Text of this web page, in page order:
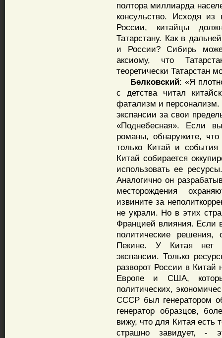
полтора миллиарда
консульство. Исходя
России, китайцы
Татарстану. Как в
и России? Сибирь
аксиому, что
теоретически Татарстан
Белковский: «Я
с детства читал
фатализм и
экспансии за свои
«Поднебесная». Если
романы, обнаружите,
только Китай и
Китай собирается
использовать ее
Аналогично он
месторождения
извините за
не украли. Но в этих
Францией влияния. Если
политические
Пекине. У Китая нет
экспансии. Только
разворот России в Китай
Европе и США,
политических,
СССР был генератором
генератор образцов,
вижу, что для Китая есть
страшно завидует, -